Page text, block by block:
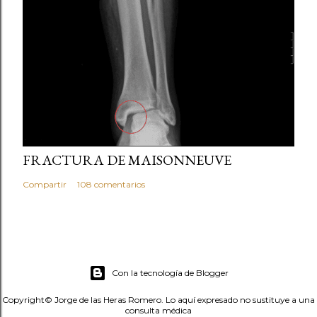
FRACTURA DE MAISONNEUVE
Compartir 108 comentarios
Con la tecnología de Blogger
Copyright© Jorge de las Heras Romero. Lo aquí expresado no sustituye a una
consulta médica